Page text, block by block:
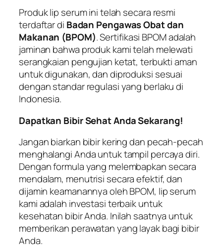
Produk lip serum ini telah secara resmi
terdaftar di Badan Pengawas Obat dan
Makanan (BPOM). Sertifikasi BPOM adalah
jaminan bahwa produk kami telah melewati
serangkaian pengujian ketat, terbukti aman
untuk digunakan, dan diproduksi sesuai
dengan standar regulasi yang berlaku di
Indonesia.
Dapatkan Bibir Sehat Anda Sekarang!
Jangan biarkan bibir kering dan pecah-pecah
menghalangi Anda untuk tampil percaya diri.
Dengan formula yang melembapkan secara
mendalam, menutrisi secara efektif, dan
dijamin keamanannya oleh BPOM, lip serum
kami adalah investasi terbaik untuk
kesehatan bibir Anda. Inilah saatnya untuk
memberikan perawatan yang layak bagi bibir
Anda.